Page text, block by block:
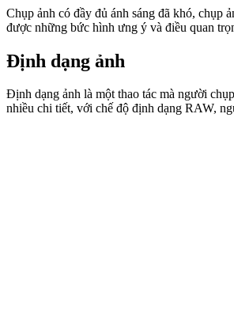
Chụp ảnh có đầy đủ ánh sáng đã khó, chụp
được những bức hình ưng ý và điều quan
Định dạng ảnh
Định dạng ảnh là một thao tác mà người
nhiều chi tiết, với chế độ định dạng RAW,